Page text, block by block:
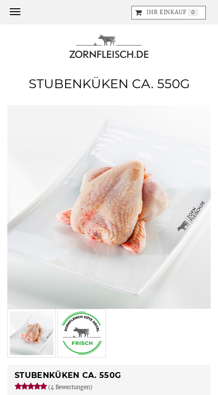
IHR EINKAUF 0
Toggle navigation
STUBENKÜKEN CA. 550G
STUBENKÜKEN CA. 550G
(4 Bewertungen)